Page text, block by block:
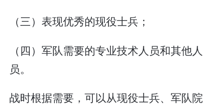
（三）表现优秀的现役士兵；
（四）军队需要的专业技术人员和其他人
员。
战时根据需要，可以从现役士兵、军队院